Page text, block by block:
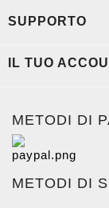
SUPPORTO
IL TUO
METODI DI
METODI DI